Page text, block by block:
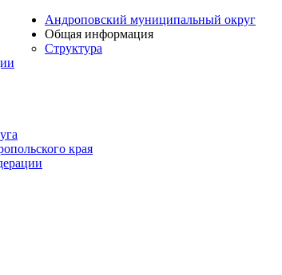
Андроповский муниципальный округ
Общая информация
Структура
края